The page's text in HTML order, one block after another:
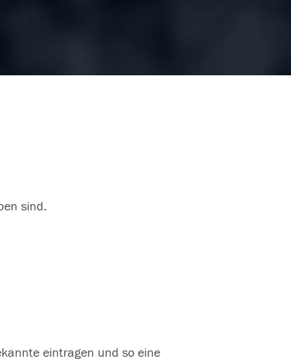
sind.
eintragen und so eine